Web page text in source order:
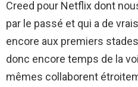
Creed pour Netflix dont
par le passé et qui a de
encore aux premiers
donc encore temps de la
mêmes collaborent